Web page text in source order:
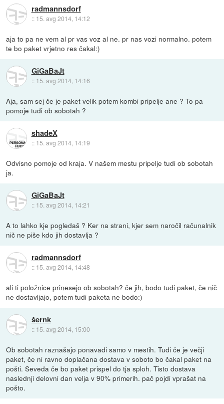
radmannsdorf
:: 15. avg 2014, 14:12
aja to pa ne vem al pr vas voz al ne. pr nas vozi normalno. potem
te bo paket vrjetno res čakal:)
GiGaBaJt
:: 15. avg 2014, 14:16
Aja, sam sej če je paket velik potem kombi pripelje ane ? To pa
pomoje tudi ob sobotah ?
shadeX
:: 15. avg 2014, 14:19
Odvisno pomoje od kraja. V našem mestu pripelje tudi ob sobotah
ja.
GiGaBaJt
:: 15. avg 2014, 14:21
A to lahko kje pogledaš ? Ker na strani, kjer sem naročil računalnik
nič ne piše kdo jih dostavlja ?
radmannsdorf
:: 15. avg 2014, 14:48
ali ti položnice prinesejo ob sobotah? če jih, bodo tudi paket, če nič
ne dostavljajo, potem tudi paketa ne bodo:)
šernk
:: 15. avg 2014, 15:00
Ob sobotah raznašajo ponavadi samo v mestih. Tudi če je večji
paket, če ni ravno doplačana dostava v soboto bo čakal paket na
pošti. Seveda če bo paket prispel do tja sploh. Tisto dostava
naslednji delovni dan velja v 90% primerih. pač pojdi vprašat na
pošto.